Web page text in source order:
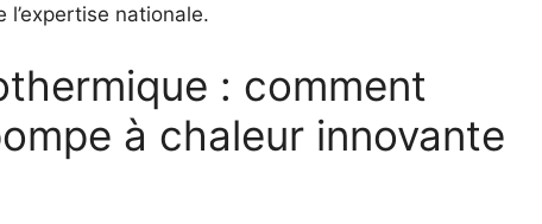
nationale.
: comment
à chaleur innovante